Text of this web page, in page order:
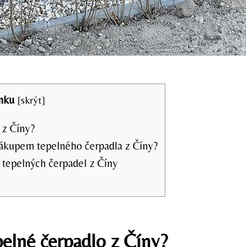
[skrýt]
Číny?
tepelného čerpadla z Číny?
čerpadel z Číny
čerpadlo z Číny?